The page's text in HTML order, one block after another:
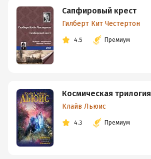
Сапфировый крест
Гилберт Кит Честертон
4.5 Премиум
Космическая трилогия
Клайв Льюис
4.3 Премиум